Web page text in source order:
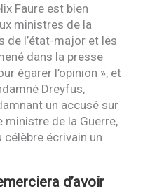
Faure est bien
ministres de la
de l’état-major et les
dans la presse
égarer l’opinion », et
Dreyfus,
un accusé sur
ministre de la Guerre,
écrivain un
d’avoir